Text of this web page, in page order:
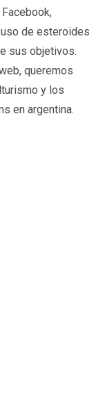
de esteroides
sus objetivos.
queremos
y los
en argentina.